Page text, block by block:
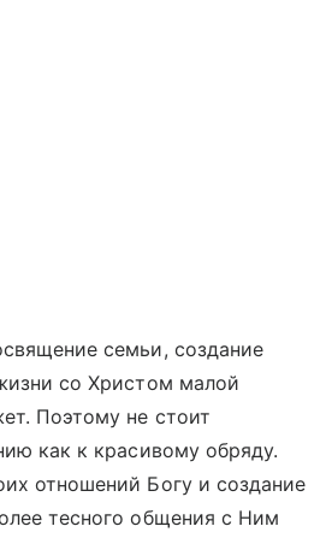
семьи, создание
со Христом малой
Поэтому не стоит
как к красивому обряду.
отношений Богу и создание
тесного общения с Ним